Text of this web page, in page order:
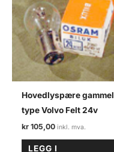
Hovedlyspære gammel
type Volvo Felt 24v
kr 105,00
LEGG I